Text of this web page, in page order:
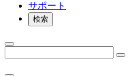
サポート
検索